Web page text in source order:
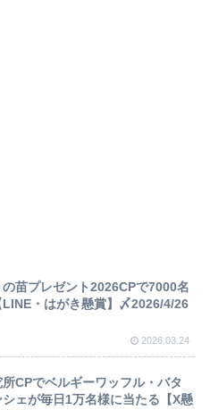
苗プレゼント2026CPで7000名
・はがき懸賞】〆2026/4/26
2026.03.24
CPでベルギーワッフル・バタ
ェが毎日1万名様に当たる【X懸